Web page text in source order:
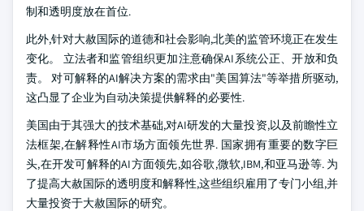
制和透明度放在首位.
此外,针对大赦国际的道德和社会影响,北美的监管环境正在发生
变化。 立法者和监管组织更加注意确保AI系统公正、开放和负
责。 对可解释的AI解决方案的需求由"美国算法"等举措所驱动,
这凸显了企业为自动决策提供解释的必要性.
美国由于其强大的技术基础,对AI研发的大量投资,以及前瞻性立
法框架,在解释性AI市场方面领先世界. 国家拥有重要的数字巨
头,在开发可解释的AI方面领先,如谷歌,微软,IBM,和亚马逊等. 为
了提高大赦国际的透明度和解释性,这些组织雇用了专门小组,并
大量投资于大赦国际的研究。